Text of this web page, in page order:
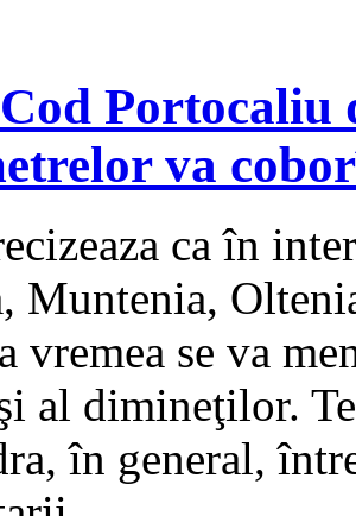
va
ca în
Muntenia,
vremea se va
al dimineţilor.
în general,